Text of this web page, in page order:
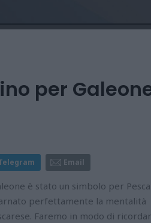
per
Email
è stato un simbolo per
perfettamente la mentalità
Faremo in modo di